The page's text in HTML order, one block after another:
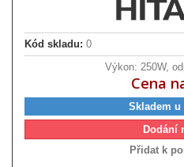
Kód skladu: 0
Výkon: 250W,
Cena
Skladem u
Dodání
Přidat k